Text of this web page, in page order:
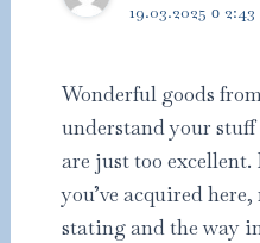
19.03.2025 о
Wonderful goods
understand your
are just too
you’ve acquired
stating and the way